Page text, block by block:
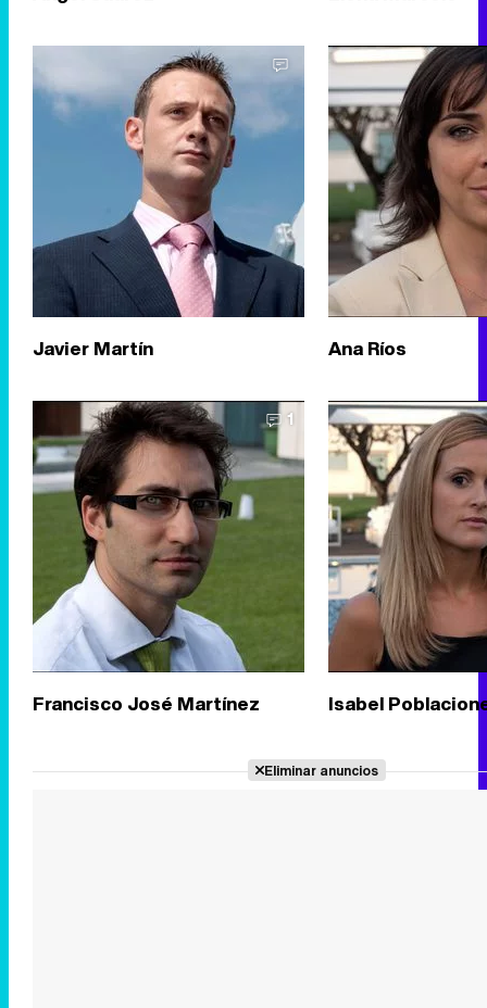
Javier Martín Ana Ríos
1
Francisco José Martínez Isabel
Eliminar anuncios